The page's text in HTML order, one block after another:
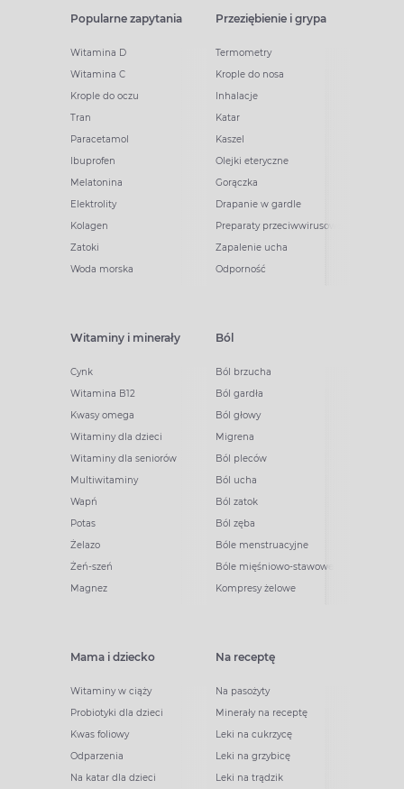
Popularne zapytania
Witamina D
Witamina C
Krople do oczu
Tran
Paracetamol
Ibuprofen
Melatonina
Elektrolity
Kolagen
Zatoki
Woda morska
Przeziębienie i grypa
Termometry
Krople do nosa
Inhalacje
Katar
Kaszel
Olejki eteryczne
Gorączka
Drapanie w gardle
Preparaty przeciwwirusowe
Zapalenie ucha
Odporność
Witaminy i minerały
Cynk
Witamina B12
Kwasy omega
Witaminy dla dzieci
Witaminy dla seniorów
Multiwitaminy
Wapń
Potas
Żelazo
Żeń-szeń
Magnez
Ból
Ból brzucha
Ból gardła
Ból głowy
Migrena
Ból pleców
Ból ucha
Ból zatok
Ból zęba
Bóle menstruacyjne
Bóle mięśniowo-stawowe
Kompresy żelowe
Mama i dziecko
Witaminy w ciąży
Probiotyki dla dzieci
Kwas foliowy
Odparzenia
Na katar dla dzieci
Na receptę
Na pasożyty
Minerały na receptę
Leki na cukrzycę
Leki na grzybicę
Leki na trądzik